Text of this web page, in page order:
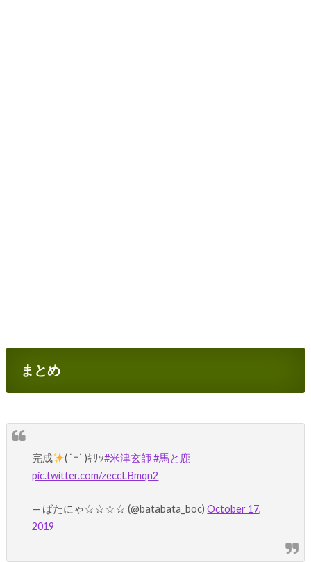
まとめ
完成 ( ˙꒳​˙ )ｷﾘｯ#米津玄師 #馬と鹿
pic.twitter.com/zeccLBmqn2
— ばたにゃ☆☆☆☆ (@batabata_boc)October 17,
2019